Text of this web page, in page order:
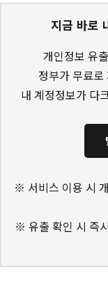
지금 바로
개인정보 유
정부가 무료
내 계정정보가 다
※ 서비스 이용 시
※ 유출 확인 시 즉